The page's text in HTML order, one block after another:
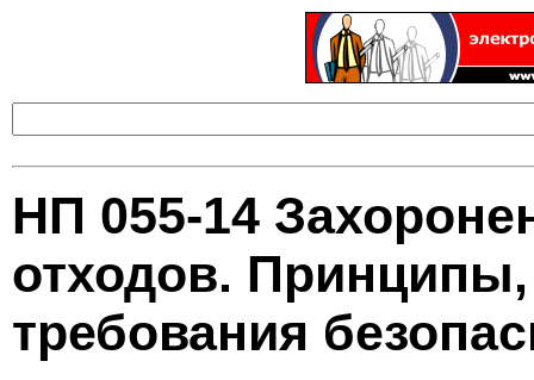
НП 055-14
отходов.
требования